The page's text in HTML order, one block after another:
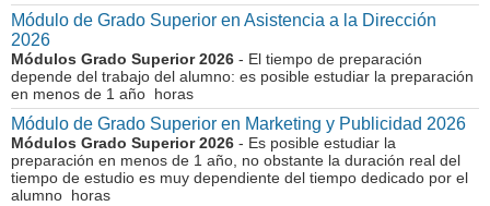
Módulo de Grado Superior en Asistencia a la Dirección
2026
Módulos Grado Superior 2026 - El tiempo de preparación
depende del trabajo del alumno: es posible estudiar la preparación
en menos de 1 año horas
Módulo de Grado Superior en Marketing y Publicidad 2026
Módulos Grado Superior 2026 - Es posible estudiar la
preparación en menos de 1 año, no obstante la duración real del
tiempo de estudio es muy dependiente del tiempo dedicado por el
alumno horas